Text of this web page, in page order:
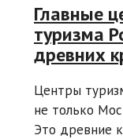
Главные
туризма
древних
Центры
не только
Это древние